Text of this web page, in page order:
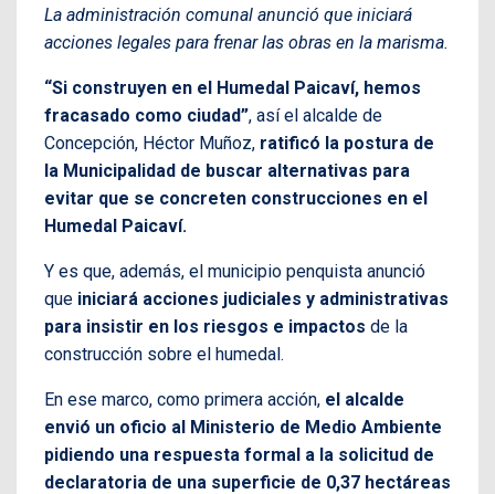
La administración comunal anunció que iniciará
acciones legales para frenar las obras en la marisma.
“Si construyen en el Humedal Paicaví, hemos
fracasado como ciudad”, así el alcalde de
Concepción, Héctor Muñoz, ratificó la postura de
la Municipalidad de buscar alternativas para
evitar que se concreten construcciones en el
Humedal Paicaví.
Y es que, además, el municipio penquista anunció
que iniciará acciones judiciales y administrativas
para insistir en los riesgos e impactos de la
construcción sobre el humedal.
En ese marco, como primera acción, el alcalde
envió un oficio al Ministerio de Medio Ambiente
pidiendo una respuesta formal a la solicitud de
declaratoria de una superficie de 0,37 hectáreas